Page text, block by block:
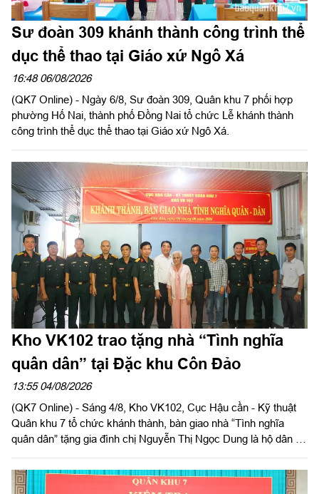
Sư đoàn 309 khánh thành công trình thể
dục thể thao tại Giáo xứ Ngô Xá
16:48 06/08/2026
(QK7 Online) - Ngày 6/8, Sư đoàn 309, Quân khu 7 phối hợp
phường Hố Nai, thành phố Đồng Nai tổ chức Lễ khánh thành
công trình thể dục thể thao tại Giáo xứ Ngô Xá.
Kho VK102 trao tặng nhà “Tình nghĩa
quân dân” tại Đặc khu Côn Đảo
13:55 04/08/2026
(QK7 Online) - Sáng 4/8, Kho VK102, Cục Hậu cần - Kỹ thuật
Quân khu 7 tổ chức khánh thành, bàn giao nhà “Tình nghĩa
quân dân” tặng gia đình chị Nguyễn Thị Ngọc Dung là hộ dân có
Đảo, Thành phố Hồ Chí Minh. Đại tá Phạm Ngọc Sơn, Chính
ủy Cục Hậu cần - Kỹ thuật Quân khu đến dự và phát biểu chúc